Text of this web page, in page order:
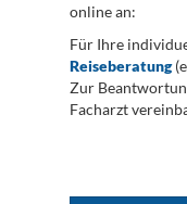
online an:
Für Ihre
Reiseberatung
Zur
Facharzt